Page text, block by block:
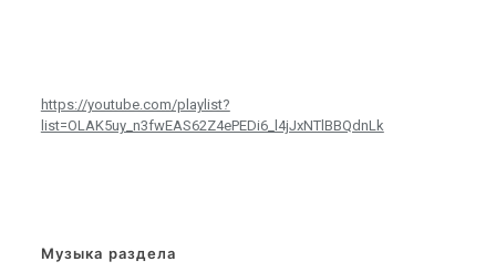
https://youtube.com/playlist?
list=OLAK5uy_n3fwEAS62Z4ePEDi6_l4jJxNTlBBQdnLk
Музыка раздела